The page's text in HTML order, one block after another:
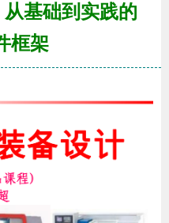
基础到实践的
框架